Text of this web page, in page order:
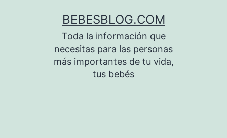
BEBESBLOG.COM
Toda la información que
necesitas para las personas
más importantes de tu vida,
tus bebés